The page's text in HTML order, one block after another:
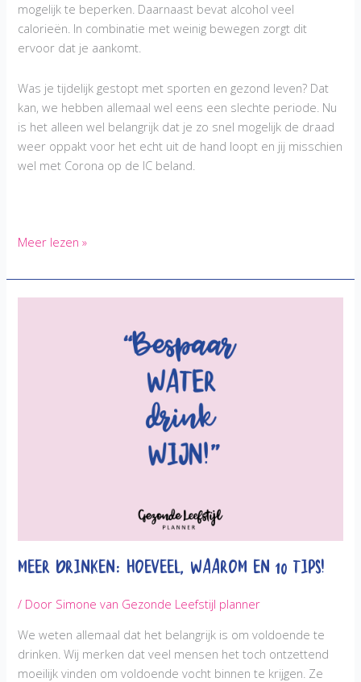
mogelijk te beperken. Daarnaast bevat alcohol veel
calorieën. In combinatie met weinig bewegen zorgt dit
ervoor dat je aankomt.
Was je tijdelijk gestopt met sporten en gezond leven? Dat
kan, we hebben allemaal wel eens een slechte periode. Nu
is het alleen wel belangrijk dat je zo snel mogelijk de draad
weer oppakt voor het echt uit de hand loopt en jij misschien
wel met Corona op de IC beland.
Hoe
ik
‘COVID-
Meer lezen »
Meer drinken: Hoeveel, waarom en 10 tips!
/ Door Simone van Gezonde Leefstijl planner
We weten allemaal dat het belangrijk is om voldoende te
drinken. Wij merken dat veel mensen het toch ontzettend
moeilijk vinden om voldoende vocht binnen te krijgen. Ze